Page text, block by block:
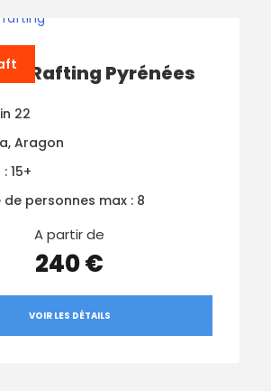
Rafting Pyrénées
22
Aragon
15+
de personnes max : 8
A partir de
240 €
VOIR LES DÉTAILS